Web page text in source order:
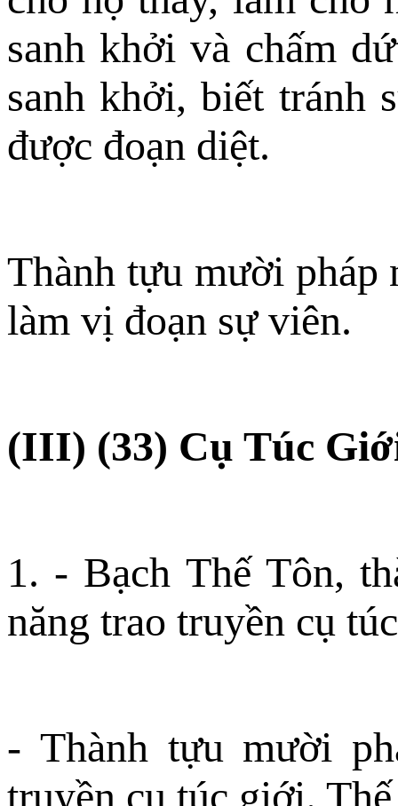
sanh khởi và chấm
sanh khởi, biết tránh
được đoạn diệt.
Thành tựu mười pháp
làm vị đoạn sự viên.
(III) (33) Cụ Túc
1. - Bạch Thế Tôn,
năng trao truyền cụ
- Thành tựu mười
truyền cụ túc giới.